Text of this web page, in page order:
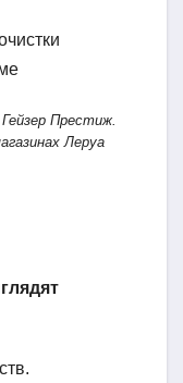
Престиж.
Леруа